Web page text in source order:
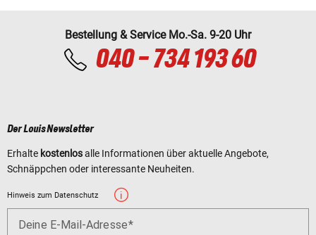
Bestellung & Service Mo.-Sa. 9-20 Uhr
040 - 734 193 60
Der Louis Newsletter
Erhalte kostenlosalle Informationen über aktuelle Angebote,
Schnäppchen oder interessante Neuheiten.
Hinweis zum Datenschutz
Deine E-Mail-Adresse